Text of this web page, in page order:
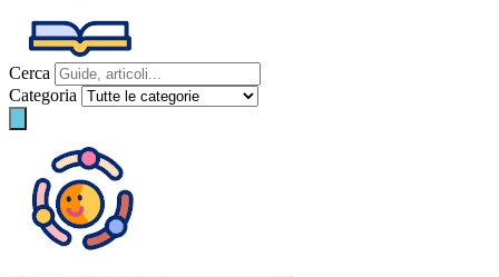
Cerca
Categoria